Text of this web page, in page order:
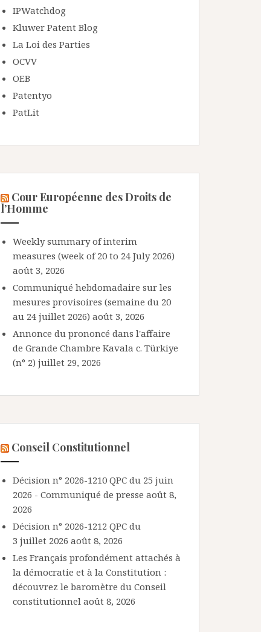
IPWatchdog
Kluwer Patent Blog
La Loi des Parties
OCVV
OEB
Patentyo
PatLit
Cour Européenne des Droits de
l’Homme
Weekly summary of interim
measures (week of 20 to 24 July 2026)
août 3, 2026
Communiqué hebdomadaire sur les
mesures provisoires (semaine du 20
au 24 juillet 2026) août 3, 2026
Annonce du prononcé dans l'affaire
de Grande Chambre Kavala c. Türkiye
(n° 2) juillet 29, 2026
Conseil Constitutionnel
Décision n° 2026-1210 QPC du 25 juin
2026 - Communiqué de presse août 8,
2026
Décision n° 2026-1212 QPC du
3 juillet 2026 août 8, 2026
Les Français profondément attachés à
la démocratie et à la Constitution :
découvrez le baromètre du Conseil
constitutionnel août 8, 2026